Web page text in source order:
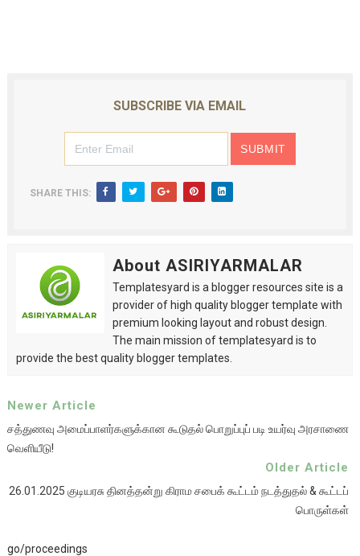
SUBSCRIBE VIA EMAIL
SHARE THIS:
About ASIRIYARMALAR
Templatesyard is a blogger resources site is a
provider of high quality blogger template with
premium looking layout and robust design.
The main mission of templatesyard is to
provide the best quality blogger templates.
Newer Article
சத்துணவு அமைப்பாளர்களுக்கான கூடுதல் பொறுப்புப் படி உயர்வு அரசாணை
வெளியீடு!
Older Article
26.01.2025 குடியரசு தினத்தன்று கிராம சபைக் கூட்டம் நடத்துதல் & கூட்டப்
பொருள்கள்
go/proceedings